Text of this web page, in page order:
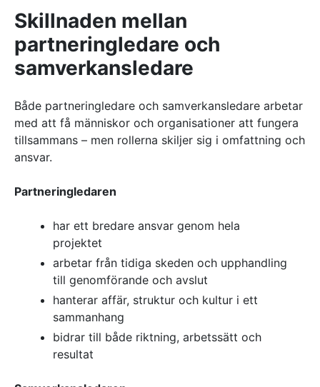
Skillnaden mellan
partneringledare och
samverkansledare
Både partneringledare och samverkansledare arbetar
med att få människor och organisationer att fungera
tillsammans – men rollerna skiljer sig i omfattning och
ansvar.
Partneringledaren
har ett bredare ansvar genom hela
projektet
arbetar från tidiga skeden och upphandling
till genomförande och avslut
hanterar affär, struktur och kultur i ett
sammanhang
bidrar till både riktning, arbetssätt och
resultat